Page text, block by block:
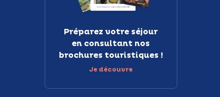
Préparez votre séjour
en consultant nos
brochures touristiques !
Je découvre